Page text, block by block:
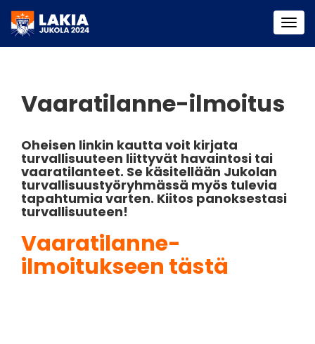
Vaaratilanne-ilmoitus
Oheisen linkin kautta voit kirjata
turvallisuuteen liittyvät havaintosi tai
vaaratilanteet. Se käsitellään Jukolan
turvallisuustyöryhmässä myös tulevia
tapahtumia varten. Kiitos panoksestasi
turvallisuuteen!
Vaaratilanne-
ilmoitukseen tästä